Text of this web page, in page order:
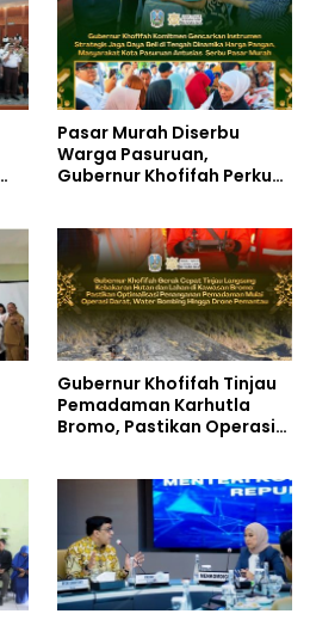
Pasar Murah Diserbu
Warga Pasuruan,
Gubernur Khofifah Perkuat
Gubernur Khofifah Tinjau
Pemadaman Karhutla
Bromo, Pastikan Operasi